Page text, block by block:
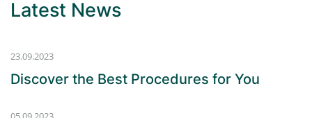
Latest News
23.09.2023
Discover the Best Proce­dures for You